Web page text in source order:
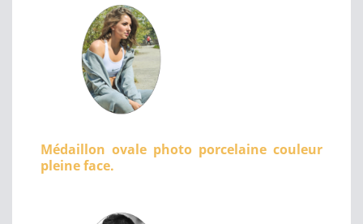
Médaillon ovale photo porcelaine couleur
pleine face.